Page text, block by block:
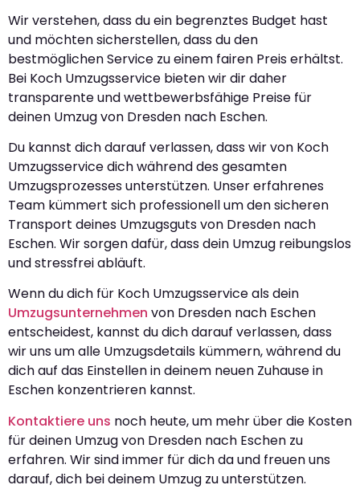
Wir verstehen, dass du ein begrenztes Budget hast
und möchten sicherstellen, dass du den
bestmöglichen Service zu einem fairen Preis erhältst.
Bei Koch Umzugsservice bieten wir dir daher
transparente und wettbewerbsfähige Preise für
deinen Umzug von Dresden nach Eschen.
Du kannst dich darauf verlassen, dass wir von Koch
Umzugsservice dich während des gesamten
Umzugsprozesses unterstützen. Unser erfahrenes
Team kümmert sich professionell um den sicheren
Transport deines Umzugsguts von Dresden nach
Eschen. Wir sorgen dafür, dass dein Umzug reibungslos
und stressfrei abläuft.
Wenn du dich für Koch Umzugsservice als dein
Umzugsunternehmen von Dresden nach Eschen
entscheidest, kannst du dich darauf verlassen, dass
wir uns um alle Umzugsdetails kümmern, während du
dich auf das Einstellen in deinem neuen Zuhause in
Eschen konzentrieren kannst.
Kontaktiere uns noch heute, um mehr über die Kosten
für deinen Umzug von Dresden nach Eschen zu
erfahren. Wir sind immer für dich da und freuen uns
darauf, dich bei deinem Umzug zu unterstützen.